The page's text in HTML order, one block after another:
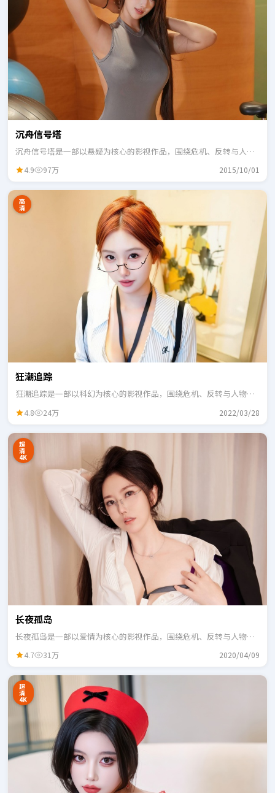
沉舟信号塔
沉舟信号塔是一部以悬疑为核心的影视作品，围绕危机、反转与人物
4.9 97万 2015/10/01
高
清
狂潮追踪
狂潮追踪是一部以科幻为核心的影视作品，围绕危机、反转与人物成
4.8 24万 2022/03/28
超
清
4K
长夜孤岛
长夜孤岛是一部以爱情为核心的影视作品，围绕危机、反转与人物成
4.7 31万 2020/04/09
超
清
4K